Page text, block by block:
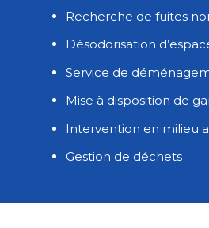
Recherche de fuites
Désodorisation
Service de
Mise à disposition de
Intervention en milieu
Gestion de déchets